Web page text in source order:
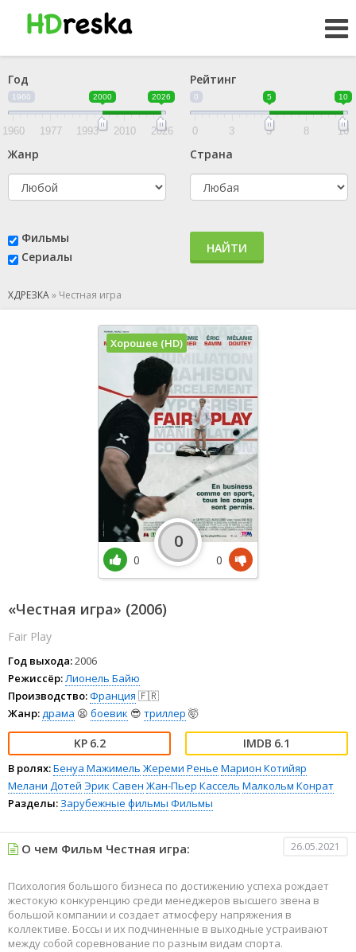
Год
1960 2000 2026
1960 1977 1993 2010 2026
Рейтинг
0 5 10
0 3 5 8 10
Жанр Страна
Фильмы
Сериалы
НАЙТИ
ХДРЕЗКА» Честная игра
«Честная игра» (2006)
Fair Play
Год выхода:2006
Режиссёр:Лионель Байю
Производство:Франция 🇫🇷
Жанр:драма 😫 боевик 😎 триллер 🤯
6.2 6.1
В ролях:Бенуа Мажимель Жереми Ренье Марион Котийяр
Мелани Дотей Эрик Савен Жан-Пьер Кассель Малкольм Конрат
Разделы: Зарубежные фильмы Фильмы
Хорошее (HD)
0
0
0
О чем Фильм Честная игра: 26.05.2021
Психология большого бизнеса по достижению успеха рождает
жестокую конкуренцию среди менеджеров высшего звена в
большой компании и создает атмосферу напряжения в
коллективе. Боссы и их подчиненные в выходные устраивают
между собой соревнование по разным видам спорта.